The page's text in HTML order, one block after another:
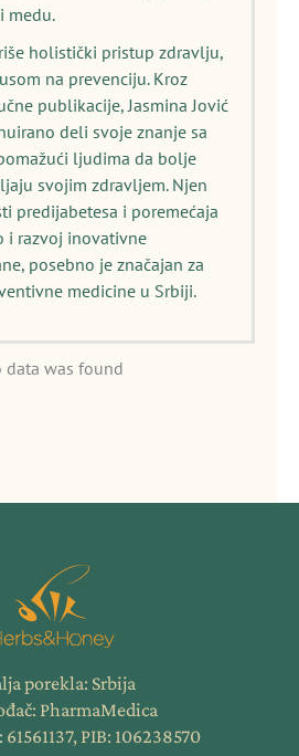
medu.
holistički pristup zdravlju,
na prevenciju. Kroz
publikacije, Jasmina Jović
deli svoje znanje sa
ljudima da bolje
svojim zdravljem. Njen
predijabetesa i poremećaja
i razvoj inovativne
posebno je značajan za
medicine u Srbiji.
data was found
porekla: Srbija
PharmaMedica
PIB: 106238570